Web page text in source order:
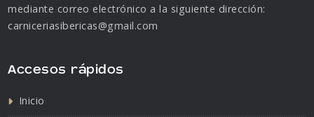
mediante correo electrónico a la siguiente dirección:
carniceriasibericas@gmail.com
Accesos rápidos
Inicio